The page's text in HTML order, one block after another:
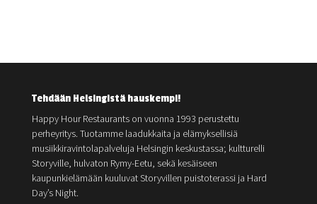
Tehdään Helsingistä hauskempi!
Happy Hour Restaurants on vuonna 1993 perustettu
perheyritys. Tuotamme laadukkaita ja elämyksellisiä
musiikkiravintolapalveluja Helsingin keskustassa; kultturelli
Storyville, hulvaton Rymy-Eetu, sekä kesäiseen
kaupunkielämään kuuluvat Storyvillen puistoterassi ja Hard
Day’s Night.